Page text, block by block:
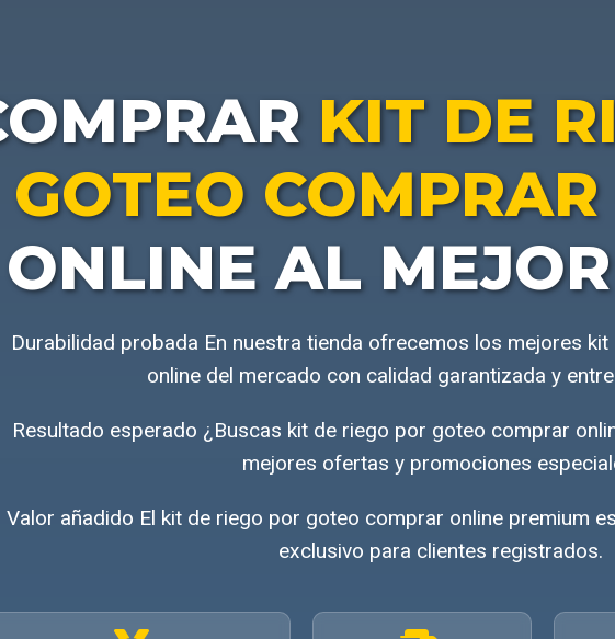
KIT DE
GOTEO
ONLINE AL
Durabilidad probada En nuestra tienda ofrecemos los mejores
online del mercado con calidad garantizada y
Resultado esperado ¿Buscas kit de riego por goteo comprar
mejores ofertas y promociones
Valor añadido El kit de riego por goteo comprar online premium
exclusivo para clientes registrados.